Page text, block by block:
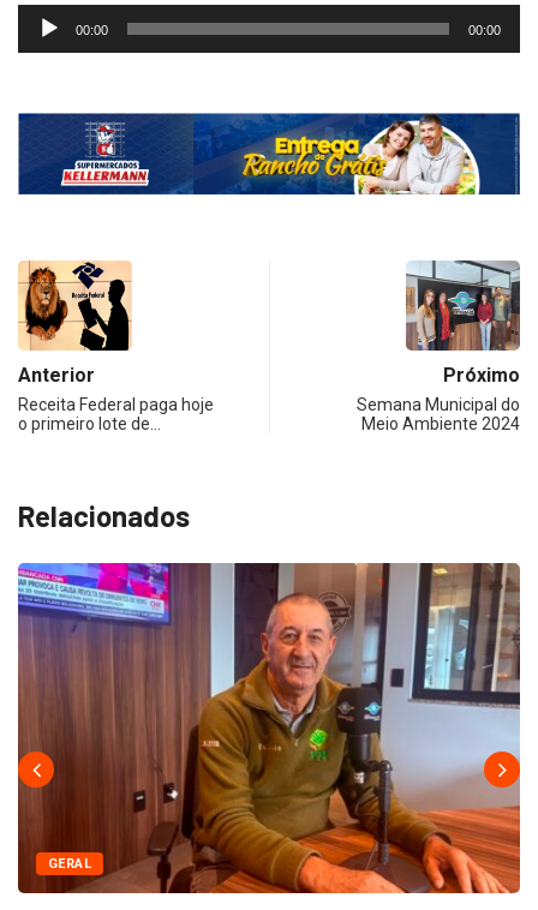
Tocador
00:00 00:00
Anterior
Receita Federal paga hoje
o primeiro lote de…
Próximo
Semana Municipal do
Meio Ambiente 2024
Relacionados
GERAL